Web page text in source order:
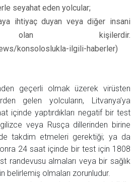
seyahat eden yolcular;
ihtiyaç duyan veya diğer insani
olan kişilerdir.
konsoloslukla-ilgili-haberler)
geçerli olmak üzerek virüsten
gelen yolcuların, Litvanya’ya
içinde yaptırdıkları negatif bir test
veya Rusça dillerinden birine
takdim etmeleri gerektiği; ya da
24 saat içinde bir test için 1808
randevusu almaları veya bir sağlık
belirlemiş olmaları zorunludur.